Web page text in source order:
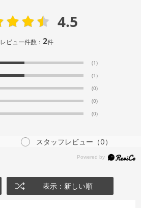
4.5
レビュー件数：2件
(1)
(1)
(0)
(0)
(0)
スタッフレビュー （0）
表示：新しい順